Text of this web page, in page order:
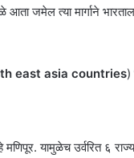
जमेल त्या मार्गाने
east asia countries)
यामुळेच उर्वरित ६